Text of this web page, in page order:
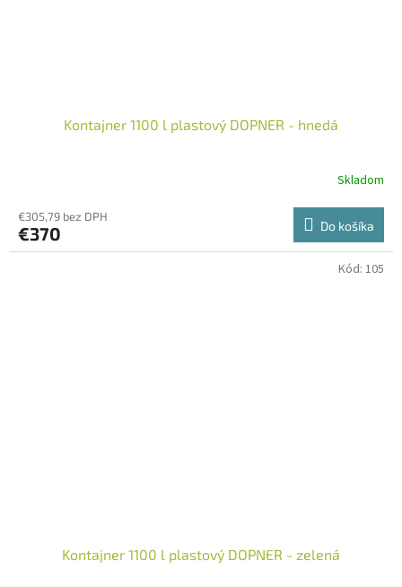
Kontajner 1100 l plastový DOPNER - hnedá
Skladom
€305,79 bez DPH
€370 Do košíka
Kontajner 1100 l plastový DOPNER - zelená
Kód: 105